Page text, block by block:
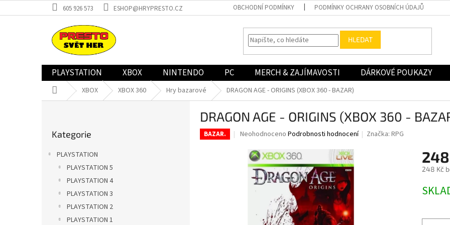
na
605 926 573 ESHOP@HRYPRESTO.CZ OBCHODNÍ PODMÍNKY PODMÍNKY OCHRANY OSOBNÍCH ÚDAJŮ
HLEDAT
PLAYSTATION XBOX NINTENDO PC MERCH & ZAJÍMAVOSTI DÁRKOVÉ POUKAZY
Domů XBOX XBOX 360 Hry bazarové DRAGON AGE - ORIGINS (XBOX 360 - BAZAR)
kategorie
Kategorie
PLAYSTATION
PLAYSTATION 5
PLAYSTATION 4
PLAYSTATION 3
PLAYSTATION 2
PLAYSTATION 1
DRAGON AGE - ORIGINS (XBOX 360 -
BAZAR.
Průměrné
produktu
hvězdiček.
Neohodnoceno Podrobnosti hodnocení Značka:RPG
248 Kč
cena: